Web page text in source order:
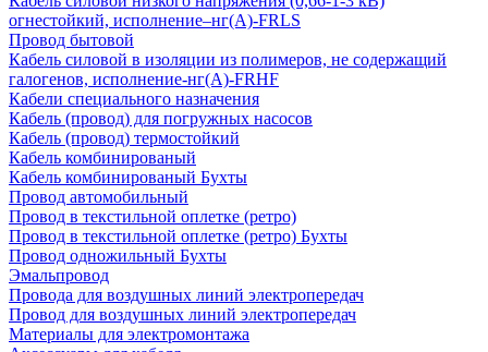
огнестойкий, исполнение–нг(А)-FRLS
Провод бытовой
Кабель силовой в изоляции из полимеров, не содержащий
галогенов, исполнение-нг(А)-FRHF
Кабели специального назначения
Кабель (провод) для погружных насосов
Кабель (провод) термостойкий
Кабель комбинированый
Кабель комбинированый Бухты
Провод автомобильный
Провод в текстильной оплетке (ретро)
Провод в текстильной оплетке (ретро) Бухты
Провод одножильный Бухты
Эмальпровод
Провода для воздушных линий электропередач
Провод для воздушных линий электропередач
Материалы для электромонтажа